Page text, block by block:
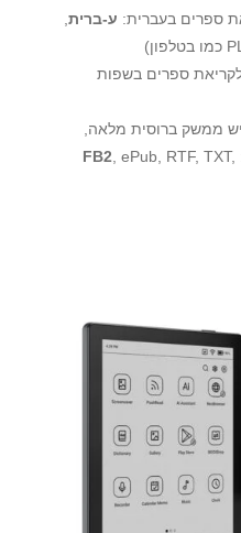
ספרים בעברית: ע-ברית
לקריאת ספרים בשפות
ממשק ברוסית מלאה,
FB2 , ePub, RTF, TXT,